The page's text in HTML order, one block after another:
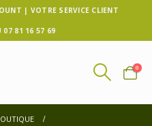
| VOTRE SERVICE CLIENT
07 81 16 57 69
0